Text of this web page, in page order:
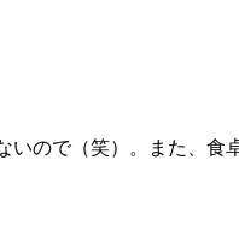
ので（笑）。また、食